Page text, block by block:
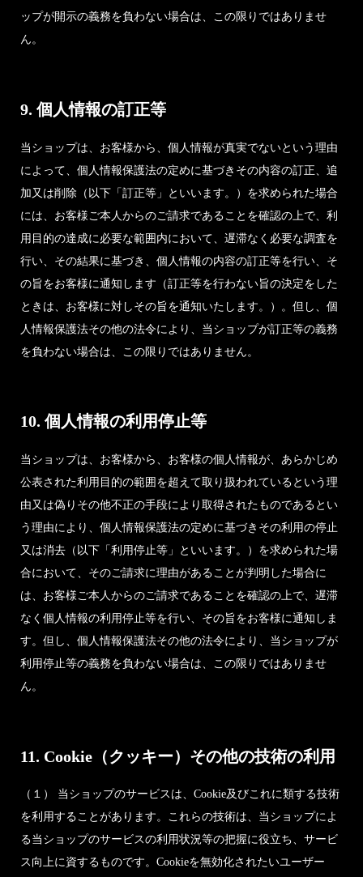
ップが開示の義務を負わない場合は、この限りではありませ
ん。
9. 個人情報の訂正等
当ショップは、お客様から、個人情報が真実でないという理由
によって、個人情報保護法の定めに基づきその内容の訂正、追
加又は削除（以下「訂正等」といいます。）を求められた場合
には、お客様ご本人からのご請求であることを確認の上で、利
用目的の達成に必要な範囲内において、遅滞なく必要な調査を
行い、その結果に基づき、個人情報の内容の訂正等を行い、そ
の旨をお客様に通知します（訂正等を行わない旨の決定をした
ときは、お客様に対しその旨を通知いたします。）。但し、個
人情報保護法その他の法令により、当ショップが訂正等の義務
を負わない場合は、この限りではありません。
10. 個人情報の利用停止等
当ショップは、お客様から、お客様の個人情報が、あらかじめ
公表された利用目的の範囲を超えて取り扱われているという理
由又は偽りその他不正の手段により取得されたものであるとい
う理由により、個人情報保護法の定めに基づきその利用の停止
又は消去（以下「利用停止等」といいます。）を求められた場
合において、そのご請求に理由があることが判明した場合に
は、お客様ご本人からのご請求であることを確認の上で、遅滞
なく個人情報の利用停止等を行い、その旨をお客様に通知しま
す。但し、個人情報保護法その他の法令により、当ショップが
利用停止等の義務を負わない場合は、この限りではありませ
ん。
11. Cookie（クッキー）その他の技術の利用
（１） 当ショップのサービスは、Cookie及びこれに類する技術
を利用することがあります。これらの技術は、当ショップによ
る当ショップのサービスの利用状況等の把握に役立ち、サービ
ス向上に資するものです。Cookieを無効化されたいユーザー